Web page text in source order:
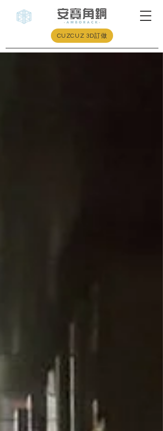
CUZCUZ 3D訂做